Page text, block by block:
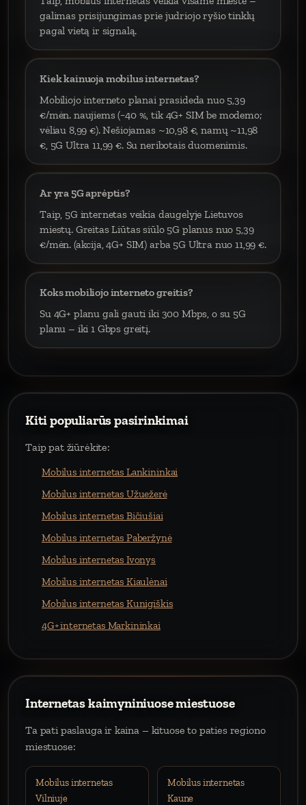
galimas prisijungimas prie judriojo ryšio tinklų
pagal vietą ir signalą.
Kiek kainuoja mobilus internetas?
Mobiliojo interneto planai prasideda nuo 5,39
€/mėn. naujiems (−40 %, tik 4G+ SIM be modemo;
vėliau 8,99 €). Nešiojamas ~10,98 €, namų ~11,98
€, 5G Ultra 11,99 €. Su neribotais duomenimis.
Ar yra 5G aprėptis?
Taip, 5G internetas veikia daugelyje Lietuvos
miestų. Greitas Liūtas siūlo 5G planus nuo 5,39
€/mėn. (akcija, 4G+ SIM) arba 5G Ultra nuo 11,99 €.
Koks mobiliojo interneto greitis?
Su 4G+ planu gali gauti iki 300 Mbps, o su 5G
planu – iki 1 Gbps greitį.
Kiti populiarūs pasirinkimai
Taip pat žiūrėkite:
Mobilus internetas Lankininkai
Mobilus internetas Užuežerė
Mobilus internetas Bičiušiai
Mobilus internetas Paberžynė
Mobilus internetas Ivonys
Mobilus internetas Kiaulėnai
Mobilus internetas Kunigiškis
4G+ internetas Markininkai
Internetas kaimyniniuose miestuose
Ta pati paslauga ir kaina – kituose to paties regiono
miestuose:
Mobilus internetas
Vilniuje
Mobilus internetas
Kaune